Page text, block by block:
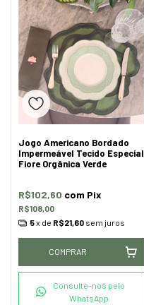
Jogo Americano Bordado
Impermeável Tecido Especial
Fiore Orgânica Verde
R$108,00
R$102,60 com Pix
5x de R$21,60 sem juros
COMPRAR
Consulte-nos pelo
WhatsApp